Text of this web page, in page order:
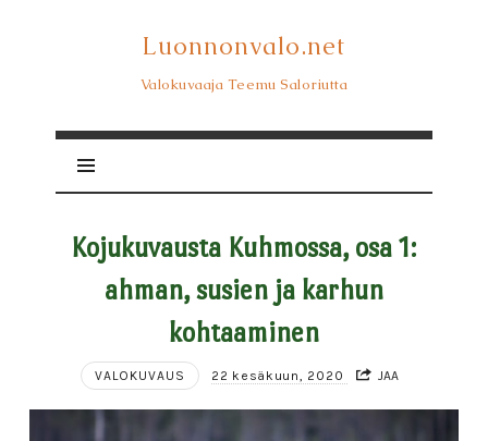
Luonnonvalo.net
Luonnonvalo.net
Valokuvaaja Teemu Saloriutta
Kojukuvausta Kuhmossa, osa 1:
ahman, susien ja karhun
kohtaaminen
VALOKUVAUS 22 kesäkuun, 2020 JAA